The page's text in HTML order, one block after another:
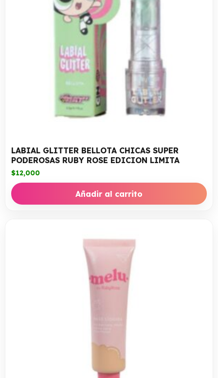
LABIAL GLITTER BELLOTA CHICAS SUPER
PODEROSAS RUBY ROSE EDICION LIMITA
$12,000
Añadir al carrito